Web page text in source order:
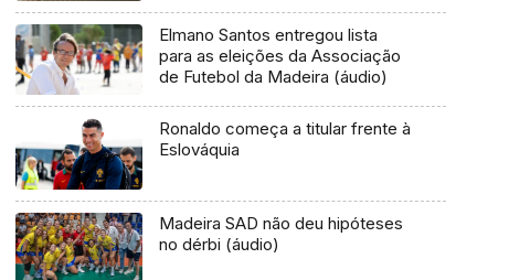
Elmano Santos entregou lista
para as eleições da Associação
de Futebol da Madeira (áudio)
Ronaldo começa a titular frente à
Eslováquia
Madeira SAD não deu hipóteses
no dérbi (áudio)